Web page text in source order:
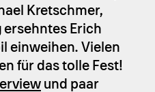
Kretschmer,
ersehntes Erich
einweihen. Vielen
für das tolle Fest!
und paar